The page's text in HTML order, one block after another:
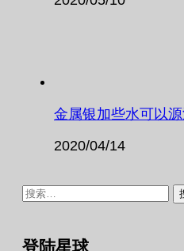
金属银加些水可以
2020/04/14
搜
登陆星球